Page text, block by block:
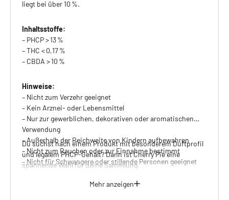
liegt bei über 10 %.
Inhaltsstoffe:
– PHCP > 13 %
– THC < 0,17 %
– CBDA > 10 %
Hinweise:
– Nicht zum Verzehr geeignet
– Kein Arznei- oder Lebensmittel
– Nur zur gewerblichen, dekorativen oder aromatischen
Verwendung
– Außerhalb der Reichweite von Kindern aufbewahren
– Nicht zum Rauchen oder zur Einnahme bestimmt
– Nicht für Schwangere oder stillende Personen geeignet
Du suchst nach einem Produkt mit besonderem Duftprofil
und legalem PHCP-Gehalt? Dann ist Cherry Pie eine
spannende Wahl für deine Sammlung.
Mehr anzeigen